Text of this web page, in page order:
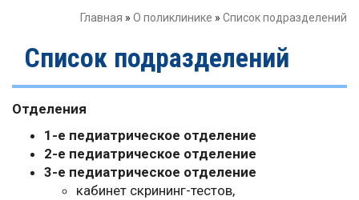
Главная » О поликлинике » Список подразделений
Список подразделений
Отделения
1-е педиатрическое отделение
2-е педиатрическое отделение
3-е педиатрическое отделение
кабинет скрининг-тестов,